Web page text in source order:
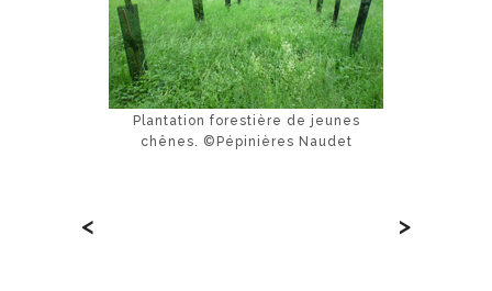
Plantation forestière de jeunes
chênes. ©Pépinières Naudet
< >